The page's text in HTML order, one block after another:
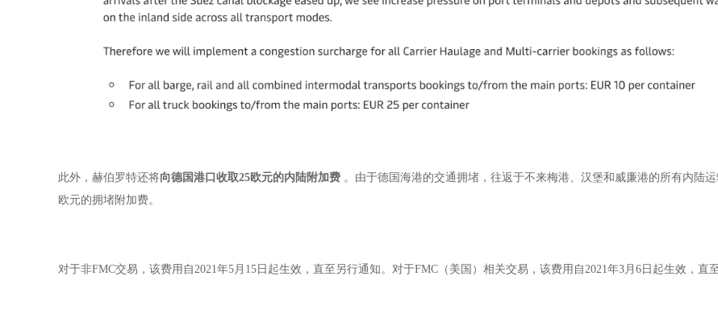
此外，赫伯罗特还将向德国港口收取25欧元的内陆附加费 。由于德国海港的交通拥堵，往返于不来梅港、汉堡和威廉港的所有内陆
欧元的拥堵附加费。
对于非FMC交易，该费用自2021年5月15日起生效，直至另行通知。对于FMC（美国）相关交易，该费用自2021年3月6日起生效，直